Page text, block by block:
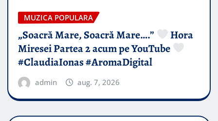
MUZICA POPULARA
„Soacră Mare, Soacră Mare….”
Hora
Miresei Partea 2 acum pe YouTube
#ClaudiaIonas #AromaDigital
admin aug. 7, 2026